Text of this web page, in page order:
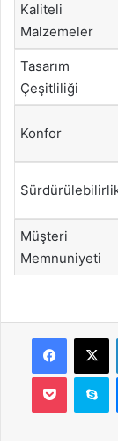
Kaliteli
Malzemeler
Tasarım
Çeşitliliği
Konfor
Müşteri
Memnuniyeti
X
Pocket